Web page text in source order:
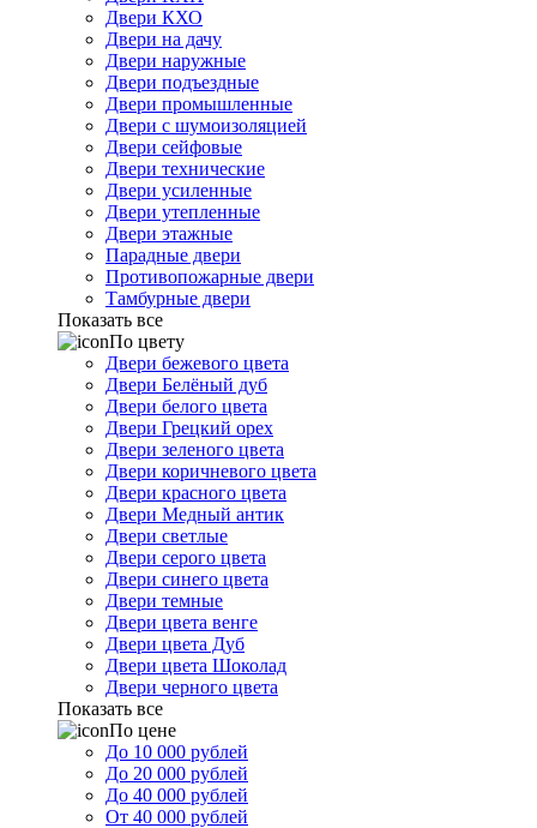
Двери КХО
Двери на дачу
Двери наружные
Двери подъездные
Двери промышленные
Двери с шумоизоляцией
Двери сейфовые
Двери технические
Двери усиленные
Двери утепленные
Двери этажные
Парадные двери
Противопожарные двери
Тамбурные двери
Показать все
По цвету
Двери бежевого цвета
Двери Белёный дуб
Двери белого цвета
Двери Грецкий орех
Двери зеленого цвета
Двери коричневого цвета
Двери красного цвета
Двери Медный антик
Двери светлые
Двери серого цвета
Двери синего цвета
Двери темные
Двери цвета венге
Двери цвета Дуб
Двери цвета Шоколад
Двери черного цвета
Показать все
По цене
До 10 000 рублей
До 20 000 рублей
До 40 000 рублей
От 40 000 рублей